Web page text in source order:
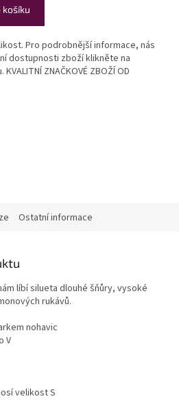
košíku
Pro podrobnější informace, nás
dostupnosti zboží klikněte na
ZNAČKOVÉ ZBOŽÍ OD
Ostatní informace
líbí silueta dlouhé šňůry, vysoké
rukávů.
nohavic
V
velikost S